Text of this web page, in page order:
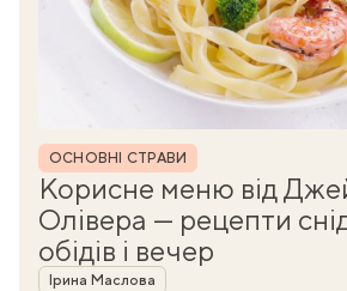
Рубрика
ОСНОВНІ СТРАВИ
Корисне меню від
Олівера — рецепти
обідів і вечер
Автор
Ірина Маслова